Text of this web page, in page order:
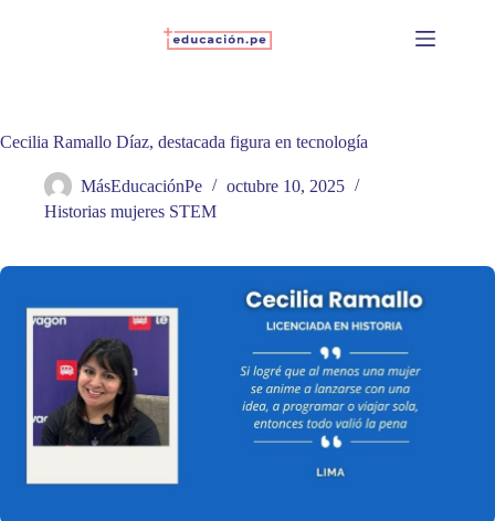
Cecilia Ramallo Díaz, destacada figura en tecnología
MásEducaciónPe
octubre 10, 2025
Historias mujeres STEM